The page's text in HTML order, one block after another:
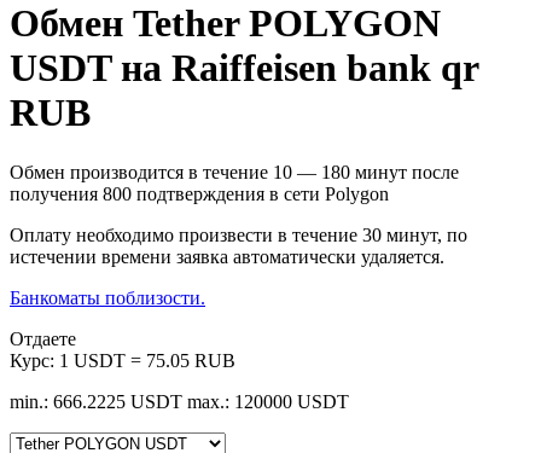
Обмен Tether POLYGON
USDT на Raiffeisen bank qr
RUB
Обмен производится в течение 10 — 180 минут после
получения 800 подтверждения в сети Polygon
Оплату необходимо произвести в течение 30 минут, по
истечении времени заявка автоматически удаляется.
Банкоматы поблизости.
Отдаете
Курс: 1 USDT = 75.05 RUB
min.: 666.2225 USDT max.: 120000 USDT